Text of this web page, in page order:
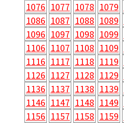
1076 1077 1078 1079
1086 1087 1088 1089
1096 1097 1098 1099
1106 1107 1108 1109
1116 1117 1118 1119
1126 1127 1128 1129
1136 1137 1138 1139
1146 1147 1148 1149
1156 1157 1158 1159